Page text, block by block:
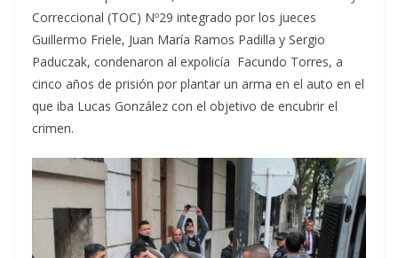
Correccional (TOC) Nº29 integrado por los jueces
Guillermo Friele, Juan María Ramos Padilla y Sergio
Paduczak, condenaron al expolicía Facundo Torres, a
cinco años de prisión por plantar un arma en el auto en el
que iba Lucas González con el objetivo de encubrir el
crimen.